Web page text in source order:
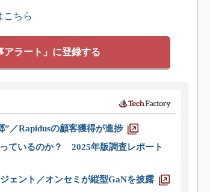
ちら
アラート」に登録する
”／Rapidusの顧客獲得が進捗
ているのか？ 2025年版調査レポート
ェント／オンセミが縦型GaNを披露